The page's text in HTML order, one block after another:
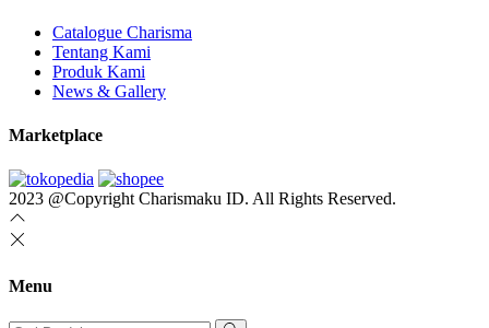
Catalogue Charisma
Tentang Kami
Produk Kami
News & Gallery
Marketplace
2023 @Copyright Charismaku ID. All Rights Reserved.
Menu